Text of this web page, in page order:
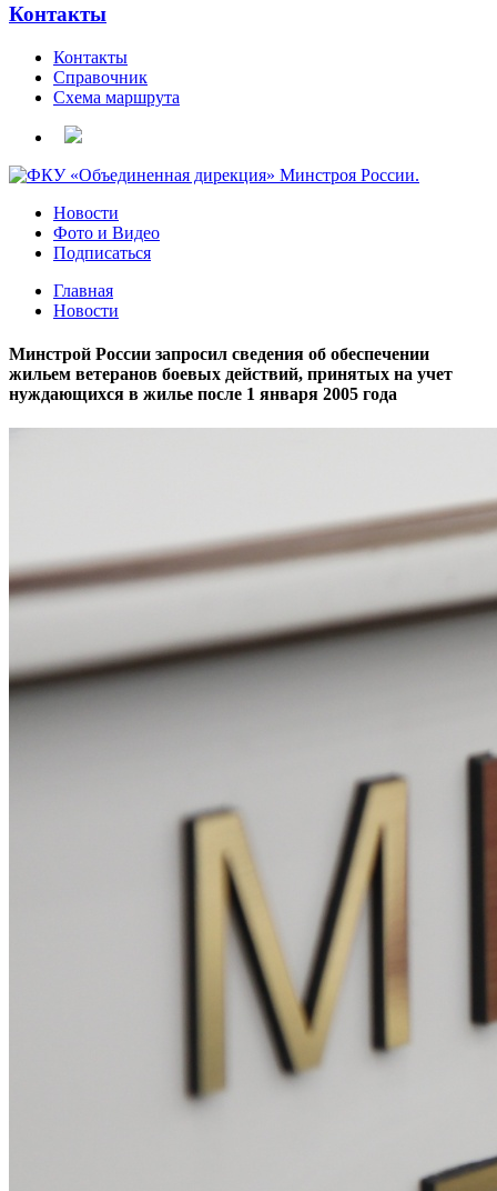
Контакты
Контакты
Справочник
Схема маршрута
Новости
Фото и Видео
Подписаться
Главная
Новости
Минстрой России запросил сведения об обеспечении
жильем ветеранов боевых действий, принятых на учет
нуждающихся в жилье после 1 января 2005 года